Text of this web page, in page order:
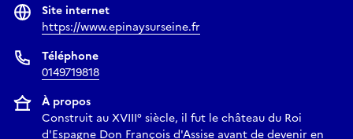
Site internet
https://www.epinaysurseine.fr
Téléphone
0149719818
À propos
Construit au XVIII° siècle, il fut le château du Roi
d'Espagne Don François d'Assise avant de devenir en